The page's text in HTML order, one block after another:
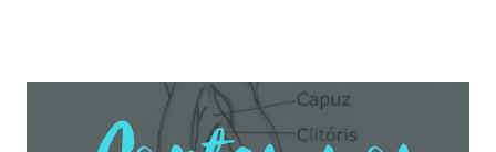
A pilula yasminelle® deve ser tomada todos os dias, no
mesmo horário, durante 21 dias, após os quais deve fazer 7